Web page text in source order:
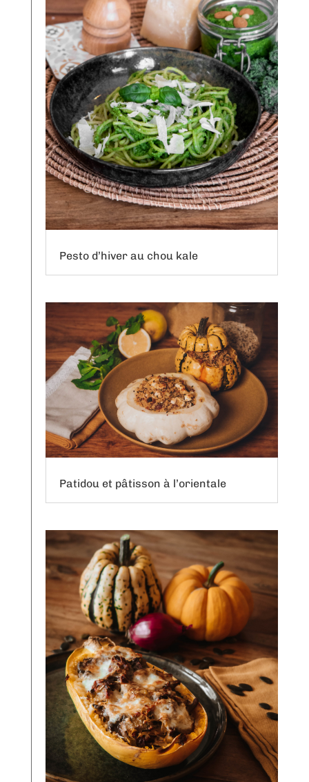
Pesto d’hiver au chou kale
Patidou et pâtisson à l’orientale